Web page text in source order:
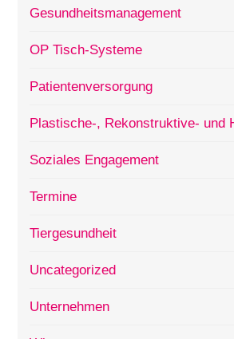
Gesundheitsmanagement
OP Tisch-Systeme
Patientenversorgung
Plastische-, Rekonstruktive- und
Soziales Engagement
Termine
Tiergesundheit
Uncategorized
Unternehmen